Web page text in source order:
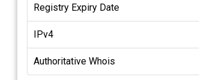
Registry Expiry Date
IPv4
Authoritative Whois